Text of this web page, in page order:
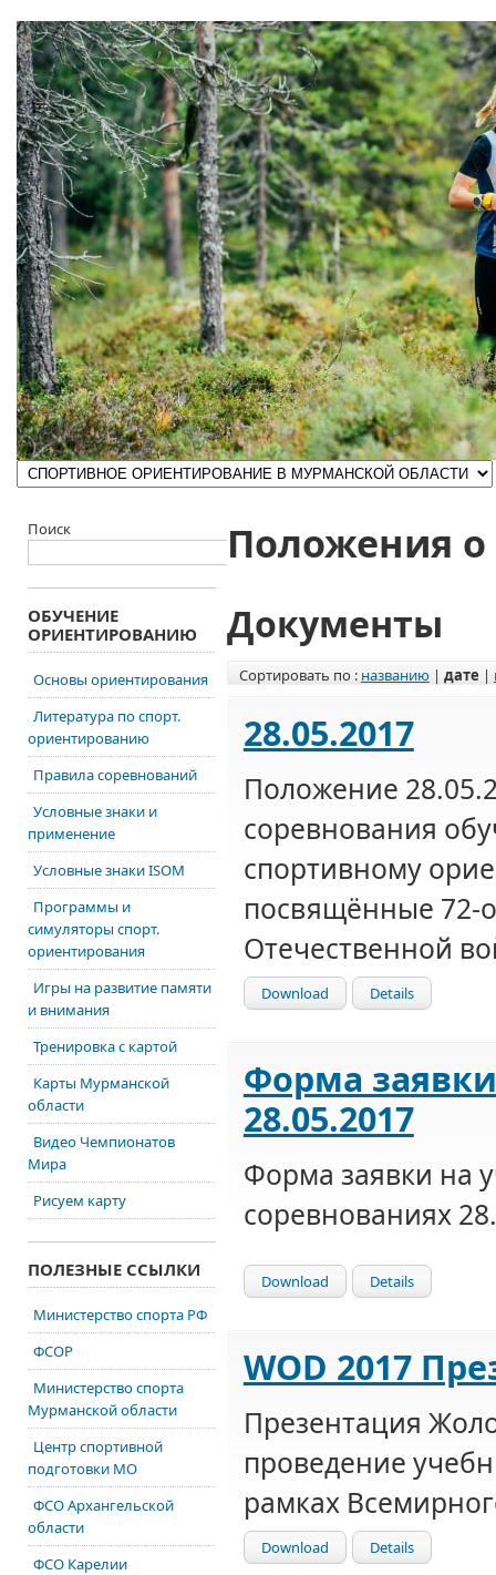
Положения о
Документы
Сортировать по : названию| дате |
28.05.2017
Положение
соревнования
спортивному
посвящённые 72-
Отечественной
Download Details
Форма
28.05.2017
Форма заявки на
соревнованиях
Download Details
WOD 2017
Презентация
проведение
рамках
Download Details
Поиск
ОБУЧЕНИЕ
ОРИЕНТИРОВАНИЮ
Основы ориентирования
Литература по спорт.
ориентированию
Правила соревнований
Условные знаки и
применение
Условные знаки ISOM
Программы и
симуляторы спорт.
ориентирования
Игры на развитие памяти
и внимания
Тренировка с картой
Карты Мурманской
области
Видео Чемпионатов
Мира
Рисуем карту
ПОЛЕЗНЫЕ ССЫЛКИ
Министерство спорта РФ
ФСОР
Министерство спорта
Мурманской области
Центр спортивной
подготовки МО
ФСО Архангельской
области
ФСО Карелии